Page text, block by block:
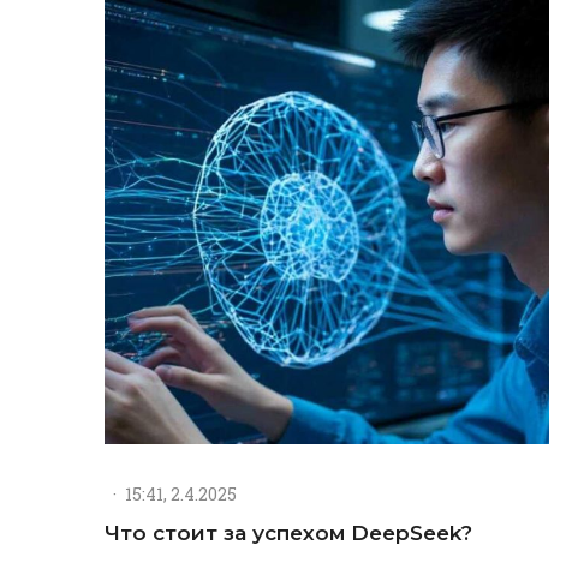
· 15:41, 2.4.2025
Что стоит за успехом DeepSeek?